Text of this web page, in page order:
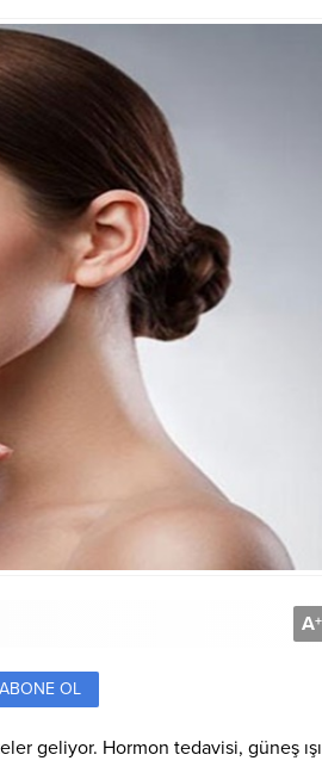
A+
ABONE OL
geliyor. Hormon tedavisi, güneş